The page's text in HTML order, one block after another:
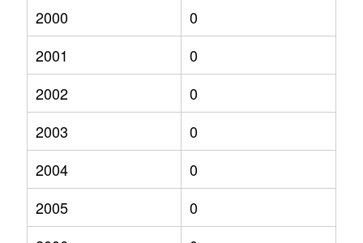
2000
0
2001
0
2002
0
2003
0
2004
0
2005
0